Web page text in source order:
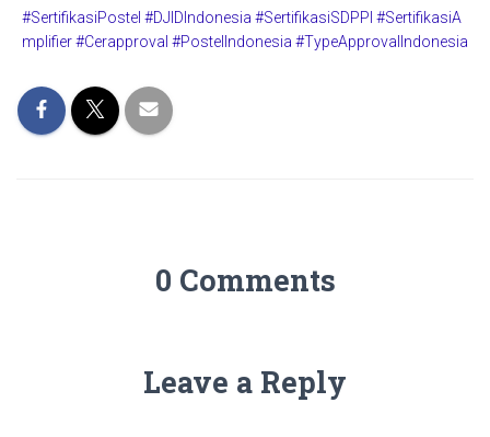
#SertifikasiPostel #DJIDIndonesia #SertifikasiSDPPI #SertifikasiA
mplifier #Cerapproval #PostelIndonesia #TypeApprovalIndonesia
0 Comments
Leave a Reply